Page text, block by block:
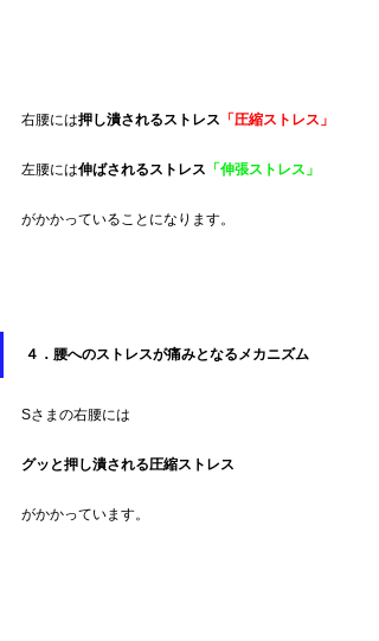
右腰には押し潰されるストレス 「圧縮ストレス」
左腰には伸ばされるストレス 「伸張ストレス」
がかかっていることになります。
４．腰へのストレスが痛みとなるメカニズム
Sさまの右腰には
グッと押し潰される圧縮ストレス
がかかっています。